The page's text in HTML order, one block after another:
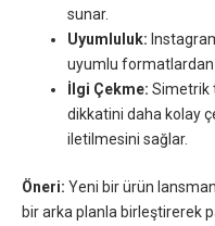
sunar.
Uyumluluk:
uyumlu formatlardan
İlgi Çekme: Simetrik
dikkatini daha kolay
iletilmesini sağlar.
Öneri: Yeni bir ürün
bir arka planla birleştirerek